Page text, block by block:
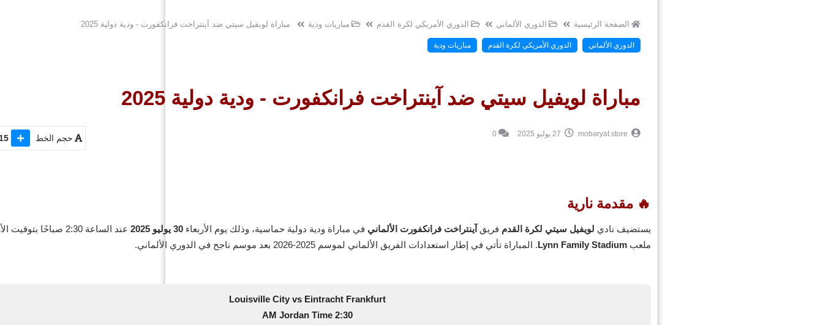
الصفحة الرئيسية الدوري الألماني الدوري الأمريكي لكرة القدم مباريات ودية مباراة لويفيل سيتي ضد آينتراخت فرانكفورت - ودية دولية 2025
الدوري الألماني الدوري الأمريكي لكرة القدم مباريات ودية
مباراة لويفيل سيتي ضد آينتراخت فرانكفورت - ودية دولية 2025
mobaryat.store
0 حجم الخط
🔥 مقدمة نارية
يستضيف نادي لويفيل سيتي لكرة القدم فريق آينتراخت فرانكفورت الألماني في مباراة ودية دولية حماسية، وذلك يوم الأربعاء 30 يوليو 2025
عند الساعة 2:30 صباحًا
ملعب Lynn Family Stadium. المباراة تأتي في إطار استعدادات الفريق الألماني لموسم 2025-2026 بعد موسم ناجح في الدوري الألماني.
Louisville City vs Eintracht Frankfurt
2:30 AM Jordan Time